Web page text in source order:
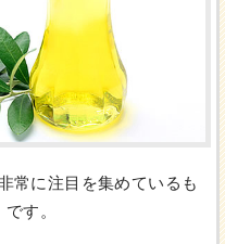
常に注目を集めているも
す。